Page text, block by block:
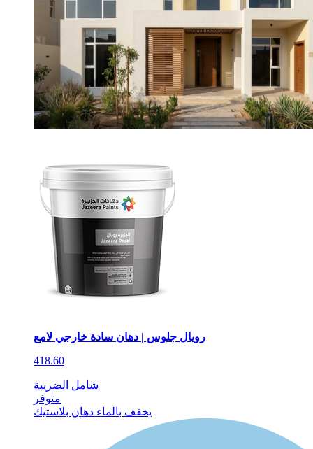
رويال جلوس | دهان سادة خارجي لامع
418.60
شامل الضريبة
متوفر
يخفف بالماء دهان بلاستيك